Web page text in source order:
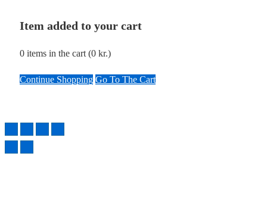
Item added to your cart
0 items in the cart (0 kr.)
Continue Shopping Go To The Cart